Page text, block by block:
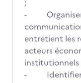
;
-
entretient les
acteurs
institutionnels
- Identifier